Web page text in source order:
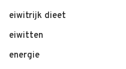
eiwitrijk dieet
eiwitten
energie